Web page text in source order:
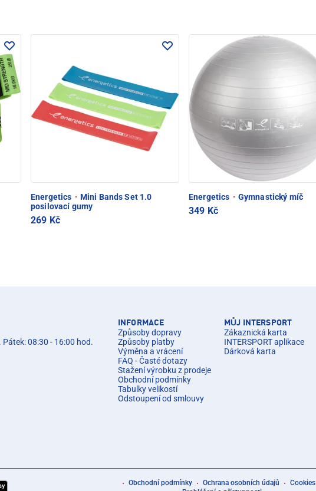
Energetics · Mini Bands Set 1.0
posilovací gumy
269 Kč
Energetics · Gymnastický míč
349 Kč
08:30 - 16:00 hod.
INFORMACE
Způsoby dopravy
Způsoby platby
Výměna a vrácení
FAQ - Časté dotazy
Stažení výrobku z prodeje
Obchodní podmínky
Tabulky velikostí
Odstoupení od smlouvy
MŮJ INTERSPORT
Zákaznická karta
INTERSPORT aplikace
Dárková karta
Obchodní podmínky Ochrana osobních údajů
Cookies